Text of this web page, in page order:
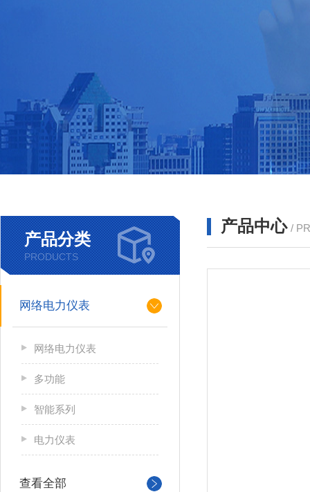
产品分类
PRODUCTS
网络电力仪表
网络电力仪表
多功能
智能系列
电力仪表
查看全部
产品中心 /